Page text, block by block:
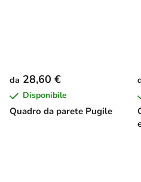
Quadro da parete Pugile
da 28,60 €
Disponibile